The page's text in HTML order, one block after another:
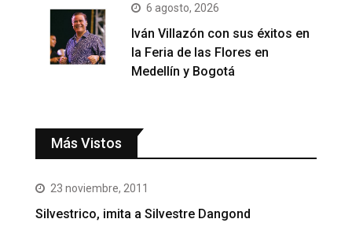
6 agosto, 2026
Iván Villazón con sus éxitos en
la Feria de las Flores en
Medellín y Bogotá
Más Vistos
23 noviembre, 2011
Silvestrico, imita a Silvestre Dangond